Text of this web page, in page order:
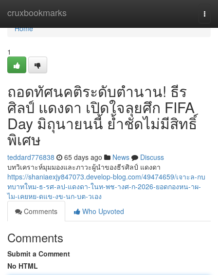
cruxbookmarks
Home
Home
1
ถอดทัศนคติระดับตำนาน! ธีร
ศิลป์ แดงดา เปิดใจลุยศึก FIFA
Day มิถุนายนนี้ ย้ำชัดไม่มีสิทธิ์
พิเศษ
teddard776838 65 days ago News
Discuss
บทวิเคราะห์มุมมองและภาวะผู้นำของธีรศิลป์ แดงดา
https://shaniaexjy847073.develop-blog.com/49474659/เจาะล-กบ
ทบาทใหม-ธ-รศ-ลป-แดงดา-ในท-พช-างศ-ก-2026-ยอดกองหน-าผ-
ไม-เคยหย-ดแข-งข-นก-บต-วเอง
Comments
Who Upvoted
Comments
Submit a Comment
No HTML